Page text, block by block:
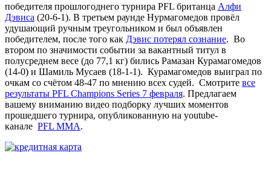
победителя прошлогоднего турнира PFL британца Алфи
Дэвиса (20-6-1). В третьем раунде Нурмагомедов провёл
удушающий ручным треугольником и был объявлен
победителем, после того как Дэвис потерял сознание. Во
втором по значимости событии за вакантный титул в
полусреднем весе (до 77,1 кг) бились Рамазан Курамагомедов
(14-0) и Шамиль Мусаев (18-1-1). Курамагомедов выиграл по
очкам со счётом 48-47 по мнению всех судей. Смотрите все
результаты PFL Champions Series 7 февраля. Предлагаем
вашему вниманию видео подборку лучших моментов
прошедшего турнира, опубликованную на youtube-
канале PFL ММА.